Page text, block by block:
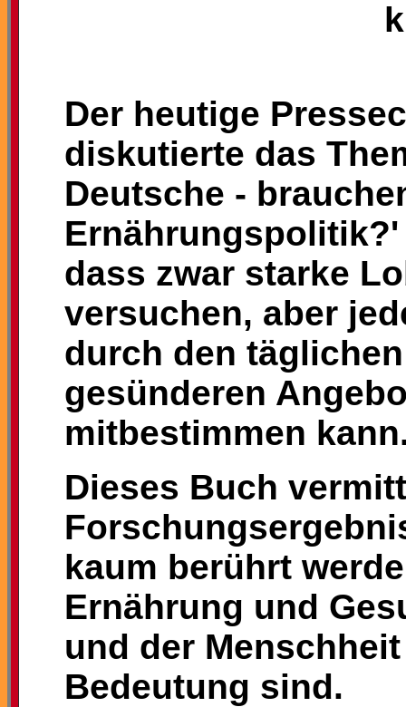
Der heutige
diskutierte das
Deutsche -
dass zwar starke
versuchen, aber
durch den
gesünderen
mitbestimmen
Dieses Buch
kaum berührt
Ernährung und
und der
Bedeutung sind.